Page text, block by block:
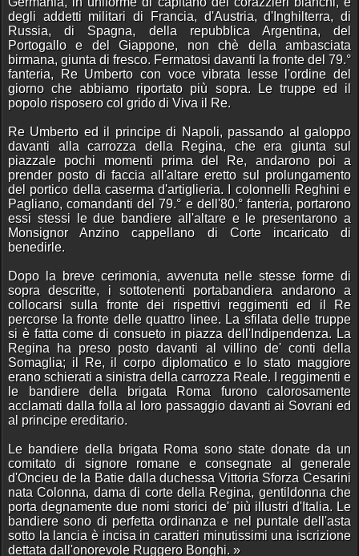
degli addetti militari di Francia, d'Austria, d'Inghilterra, di
Russia, di Spagna, della repubblica Argentina, del
Portogallo e del Giappone, non chè della ambasciata
birmana, giunta di fresco. Fermatosi davanti la fronte del 79.°
fanteria, Re Umberto con voce vibrata lesse l'ordine del
giorno che abbiamo riportato più sopra. Le truppe ed il
popolo risposero col grido di Viva il Re.
Re Umberto ed il principe di Napoli, passando al galoppo
davanti alla carrozza della Regina, che era giunta sul
piazzale pochi momenti prima del Re, andarono poi a
prender posto di faccia all'altare eretto sul prolungamento
del portico della caserma d'artiglieria. I colonnelli Reghini e
Pagliano, comandanti del 79.° e dell'80.° fanteria, portarono
essi stessi le due bandiere all'altare e le presentarono a
Monsignor Anzino cappellano di Corte incaricato di
benedirle.
Dopo la breve cerimonia, avvenuta nelle stesse forme di
sopra descritte, i sottotenenti portabandiera andarono a
collocarsi sulla fronte dei rispettivi reggimenti ed il Re
percorse la fronte delle quattro linee. La sfilata delle truppe
si è fatta come di consueto in piazza dell'Indipendenza. La
Regina ha preso posto davanti al villino de' conti della
Somaglia; il Re, il corpo diplomatico e lo stato maggiore
erano schierati a sinistra della carrozza Reale. I reggimenti e
le bandiere della brigata Roma furono calorosamente
acclamati dalla folla al loro passaggio davanti ai Sovrani ed
al principe ereditario.
Le bandiere della brigata Roma sono state donate da un
comitato di signore romane e consegnate al generale
d'Oncieu de la Batie dalla duchessa Vittoria Sforza Cesarini
nata Colonna, dama di corte della Regina, gentildonna che
porta degnamente due nomi storici de' più illustri d'Italia. Le
bandiere sono di perfetta ordinanza e nel puntale dell'asta
sotto la lancia è incisa in caratteri minutissimi una iscrizione
dettata dall'onorevole Ruggero Bonghi. »